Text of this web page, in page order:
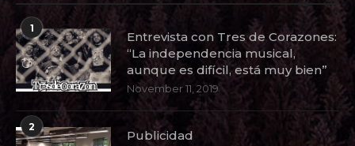
1
Entrevista con Tres de Corazones:
“La independencia musical,
aunque es difícil, está muy bien”
November 11, 2019
2
Publicidad